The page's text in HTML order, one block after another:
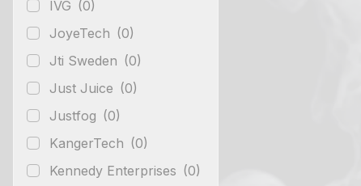
IVG (0)
JoyeTech (0)
Jti Sweden (0)
Just Juice (0)
Justfog (0)
KangerTech (0)
Kennedy Enterprises (0)